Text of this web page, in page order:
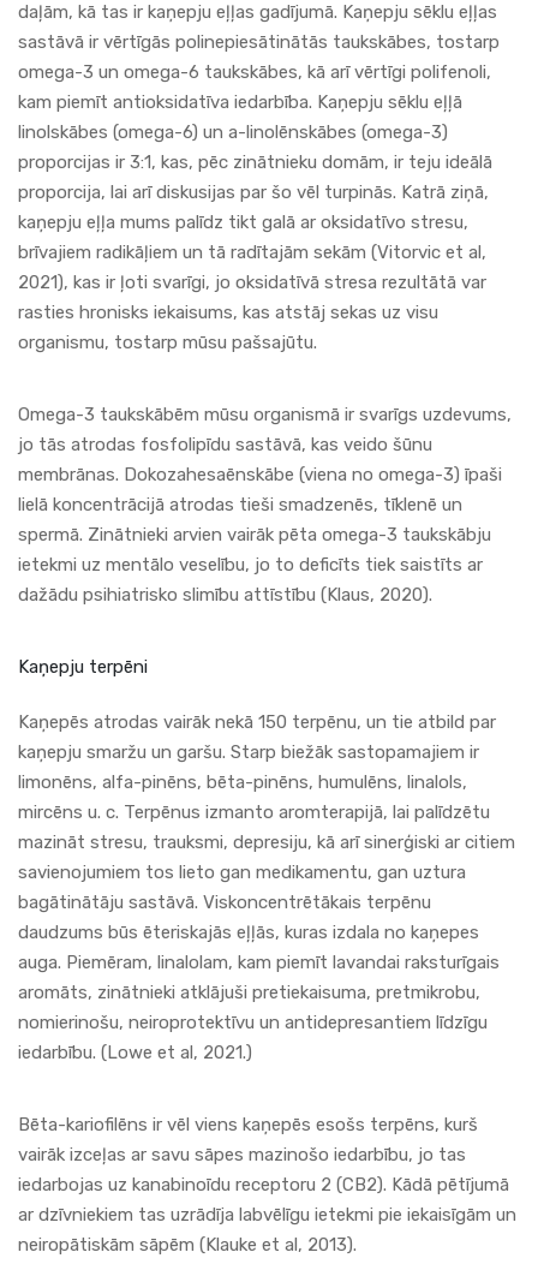
daļām, kā tas ir kaņepju eļļas gadījumā. Kaņepju sēklu eļļas
sastāvā ir vērtīgās polinepiesātinātās taukskābes, tostarp
omega-3 un omega-6 taukskābes, kā arī vērtīgi polifenoli,
kam piemīt antioksidatīva iedarbība. Kaņepju sēklu eļļā
linolskābes (omega-6) un a-linolēnskābes (omega-3)
proporcijas ir 3:1, kas, pēc zinātnieku domām, ir teju ideālā
proporcija, lai arī diskusijas par šo vēl turpinās. Katrā ziņā,
kaņepju eļļa mums palīdz tikt galā ar oksidatīvo stresu,
brīvajiem radikāļiem un tā radītajām sekām (Vitorvic et al,
2021), kas ir ļoti svarīgi, jo oksidatīvā stresa rezultātā var
rasties hronisks iekaisums, kas atstāj sekas uz visu
organismu, tostarp mūsu pašsajūtu.
Omega-3 taukskābēm mūsu organismā ir svarīgs uzdevums,
jo tās atrodas fosfolipīdu sastāvā, kas veido šūnu
membrānas. Dokozahesaēnskābe (viena no omega-3) īpaši
lielā koncentrācijā atrodas tieši smadzenēs, tīklenē un
spermā. Zinātnieki arvien vairāk pēta omega-3 taukskābju
ietekmi uz mentālo veselību, jo to deficīts tiek saistīts ar
dažādu psihiatrisko slimību attīstību (Klaus, 2020).
Kaņepju terpēni
Kaņepēs atrodas vairāk nekā 150 terpēnu, un tie atbild par
kaņepju smaržu un garšu. Starp biežāk sastopamajiem ir
limonēns, alfa-pinēns, bēta-pinēns, humulēns, linalols,
mircēns u. c. Terpēnus izmanto aromterapijā, lai palīdzētu
mazināt stresu, trauksmi, depresiju, kā arī sinerģiski ar citiem
savienojumiem tos lieto gan medikamentu, gan uztura
bagātinātāju sastāvā. Viskoncentrētākais terpēnu
daudzums būs ēteriskajās eļļās, kuras izdala no kaņepes
auga. Piemēram, linalolam, kam piemīt lavandai raksturīgais
aromāts, zinātnieki atklājuši pretiekaisuma, pretmikrobu,
nomierinošu, neiroprotektīvu un antidepresantiem līdzīgu
iedarbību. (Lowe et al, 2021.)
Bēta-kariofilēns ir vēl viens kaņepēs esošs terpēns, kurš
vairāk izceļas ar savu sāpes mazinošo iedarbību, jo tas
iedarbojas uz kanabinoīdu receptoru 2 (CB2). Kādā pētījumā
ar dzīvniekiem tas uzrādīja labvēlīgu ietekmi pie iekaisīgām un
neiropātiskām sāpēm (Klauke et al, 2013).